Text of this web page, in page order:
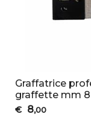
Graffatrice
graffette mm
€ 8,00